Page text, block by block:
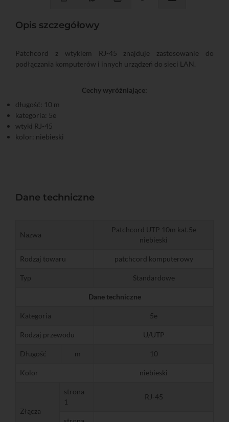
Opis szczegółowy
Patchcord z wtykiem RJ-45 znajduje zastosowanie do
podłączania komputerów i innych urządzeń do sieci LAN.
Cechy wyróżniające:
długość: 10 m
kategoria: 5e
wtyki RJ-45
kolor: niebieski
Dane techniczne
Nazwa
Patchcord UTP 10m kat.5e
niebieski
Rodzaj towaru patchcord komputerowy
Typ Standardowe
Dane techniczne
Kategoria 5e
Rodzaj przewodu U/UTP
Długość m 10
Kolor niebieski
Złącza
strona
1
RJ-45